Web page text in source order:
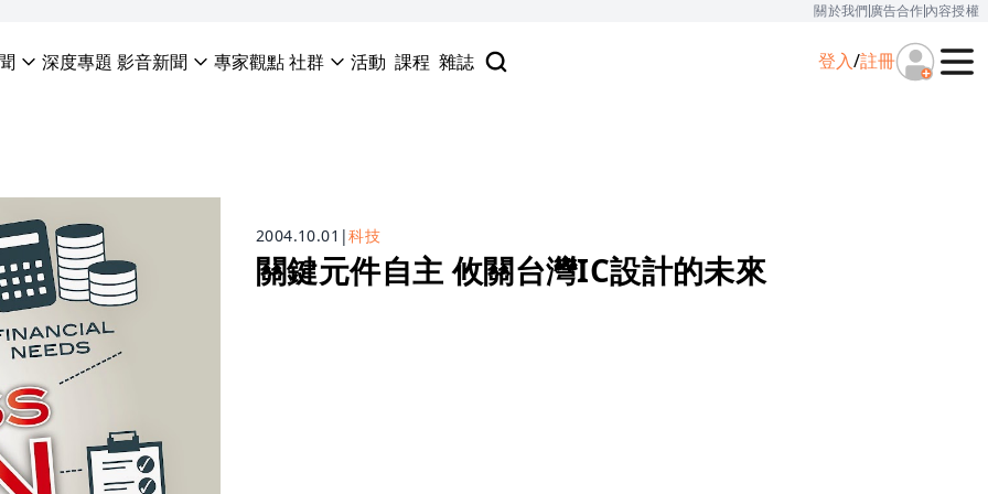
關於我們廣告合作內容授權
深度專題 影音新聞 專家觀點社群 活動 課程 雜誌 登入/註冊
2004.10.01 |科技
關鍵元件自主 攸關台灣IC設計的未來